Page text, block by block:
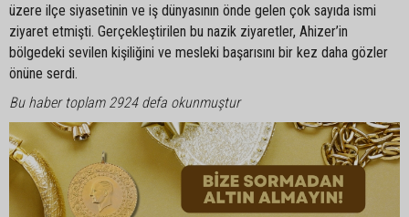
üzere ilçe siyasetinin ve iş dünyasının önde gelen çok sayıda ismi
ziyaret etmişti. Gerçekleştirilen bu nazik ziyaretler, Ahizer’in
bölgedeki sevilen kişiliğini ve mesleki başarısını bir kez daha gözler
önüne serdi.
Bu haber toplam 2924 defa okunmuştur